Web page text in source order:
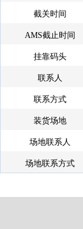
截关时间
AMS截止时间
挂靠码头
联系人
联系方式
装货场地
场地联系人
场地联系方式